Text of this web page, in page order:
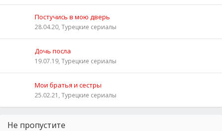
Постучись в мою дверь
28.04.20, Турецкие сериалы
Дочь посла
19.07.19, Турецкие сериалы
Мои братья и сестры
25.02.21, Турецкие сериалы
Не пропустите